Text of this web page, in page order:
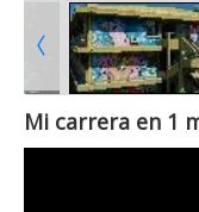
Mi carrera en 1